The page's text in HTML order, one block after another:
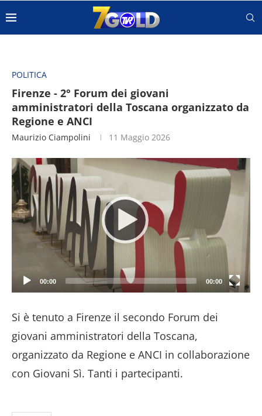
POLITICA
Firenze - 2° Forum dei giovani
amministratori della Toscana organizzato da
Regione e ANCI
Maurizio Ciampolini 11 Maggio 2026
Video
Player
00:00 00:00
Si è tenuto a Firenze il secondo Forum dei
giovani amministratori della Toscana,
organizzato da Regione e ANCI in collaborazione
con Giovani Sì. Tanti i partecipanti.